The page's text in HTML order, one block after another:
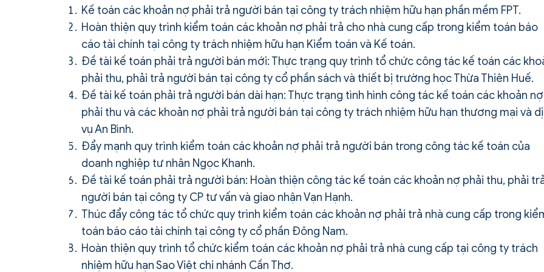
Kế toán các khoản nợ phải trả người bán tại công ty trách nhiệm hữu hạn phần mềm FPT.
Hoàn thiện quy trình kiểm toán các khoản nợ phải trả cho nhà cung cấp trong kiểm toán báo
cáo tài chính tại công ty trách nhiệm hữu hạn Kiểm toán và Kế toán.
Đề tài kế toán phải trả người bán mới: Thực trạng quy trình tổ chức công tác kế toán các
phải thu, phải trả người bán tại công ty cổ phần sách và thiết bị trường học Thừa Thiên Huế.
Đề tài kế toán phải trả người bán dài hạn: Thực trạng tình hình công tác kế toán các khoản nợ
phải thu và các khoản nợ phải trả người bán tại công ty trách nhiệm hữu hạn thương mại và
vụ An Bình.
Đẩy mạnh quy trình kiểm toán các khoản nợ phải trả người bán trong công tác kế toán của
doanh nghiệp tư nhân Ngọc Khanh.
Đề tài kế toán phải trả người bán: Hoàn thiện công tác kế toán các khoản nợ phải thu, phải
người bán tại công ty CP tư vấn và giao nhận Vạn Hạnh.
Thúc đẩy công tác tổ chức quy trình kiểm toán các khoản nợ phải trả nhà cung cấp trong
toán báo cáo tài chính tại công ty cổ phần Đông Nam.
Hoàn thiện quy trình tổ chức kiểm toán các khoản nợ phải trả nhà cung cấp tại công ty trách
nhiệm hữu hạn Sao Việt chi nhánh Cần Thơ.